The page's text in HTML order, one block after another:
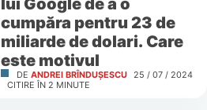
cumpăra pentru 23 de
miliarde de dolari. Care
este motivul
DE ANDREI BRÎNDUȘESCU 25 / 07 / 2024
CITIRE ÎN 2 MINUTE